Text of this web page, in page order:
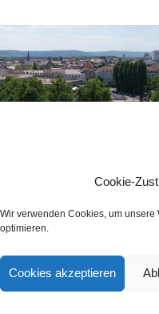
Cookie-
Wir verwenden Cookies, um
optimieren.
Cookies akzeptieren
abzugeben.